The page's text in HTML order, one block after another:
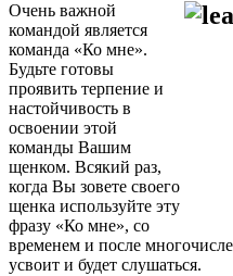
Очень важной
командой является
команда «Ко мне».
Будьте готовы
проявить терпение и
настойчивость в
освоении этой
команды Вашим
щенком. Всякий раз,
когда Вы зовете своего
щенка используйте эту
фразу «Ко мне», со
временем и после
усвоит и будет слушаться.